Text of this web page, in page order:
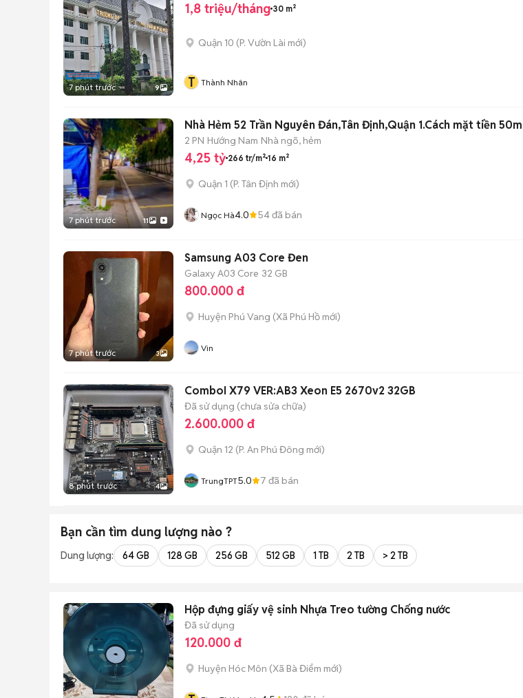
7 phút trước 9
1,8 triệu/tháng 30 m²
Quận 10 (P. Vườn Lài mới)
T Thành Nhân
7 phút trước 11
Nhà Hẻm 52 Trần Nguyên Đán,Tân Định,Quận 1.Cách mặt tiền
2 PN Hướng Nam Nhà ngõ, hẻm
4,25 tỷ 266 tr/m² 16 m²
Quận 1 (P. Tân Định mới)
Ngọc Hà4.0 54đã bán
7 phút trước 3
Samsung A03 Core Đen
Galaxy A03 Core 32 GB
800.000 đ
Huyện Phú Vang (Xã Phú Hồ mới)
Vin
8 phút trước 4
ComboI X79 VER:AB3 Xeon E5 2670v2 32GB
Đã sử dụng (chưa sửa chữa)
2.600.000 đ
Quận 12 (P. An Phú Đông mới)
TrungTPT5.0 7 đã bán
Bạn cần tìm dung lượng nào ?
Dung lượng: 64 GB 128 GB 256 GB 512 GB 1 TB 2 TB > 2 TB
Hộp đựng giấy vệ sinh Nhựa Treo tường Chống nước
Đã sử dụng
120.000 đ
Huyện Hóc Môn (Xã Bà Điểm mới)